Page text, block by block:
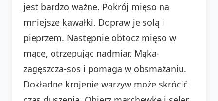
jest bardzo ważne. Pokrój mięso na
mniejsze kawałki. Dopraw je solą i
pieprzem. Następnie obtocz mięso w
mące, otrzepując nadmiar. Mąka-
zagęszcza-sos i pomaga w obsmażaniu.
Dokładne krojenie warzyw może skrócić